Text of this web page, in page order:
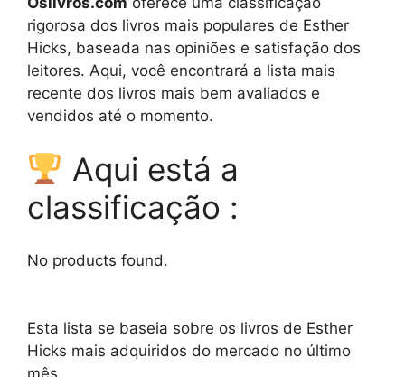
rigorosa dos livros mais populares de Esther
Hicks, baseada nas opiniões e satisfação dos
leitores. Aqui, você encontrará a lista mais
recente dos livros mais bem avaliados e
vendidos até o momento.
Aqui está a
classificação :
No products found.
Esta lista se baseia sobre os livros de Esther
Hicks mais adquiridos do mercado no último